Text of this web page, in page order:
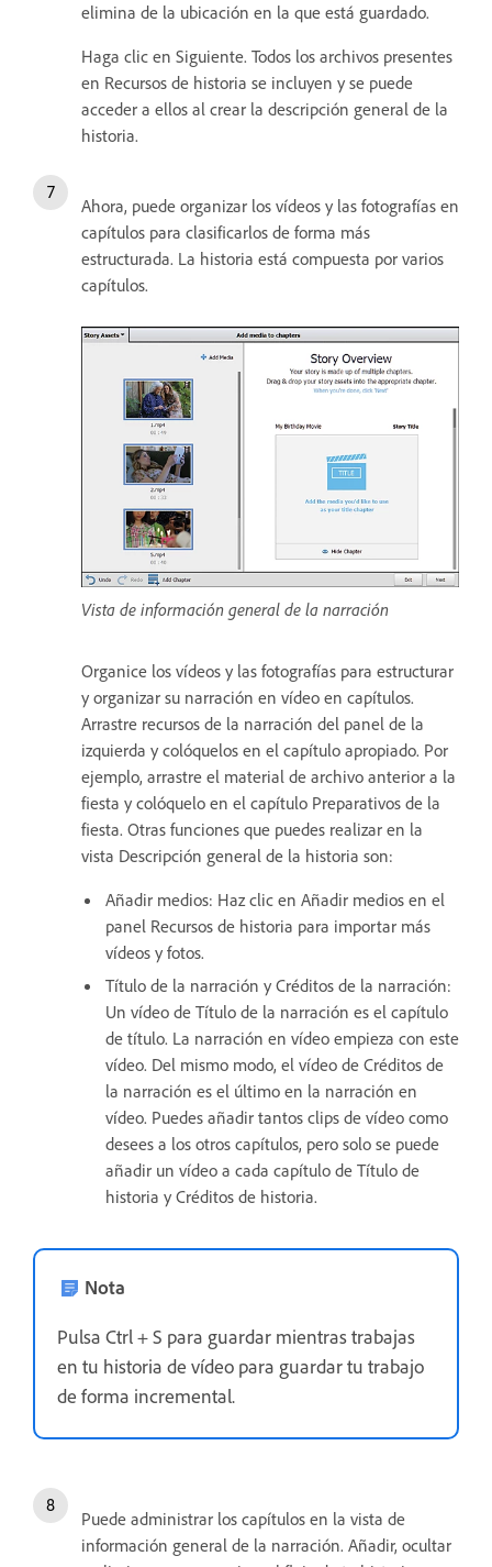
elimina de la ubicación en la que está guardado.
Haga clic en Siguiente. Todos los archivos presentes
en Recursos de historia se incluyen y se puede
acceder a ellos al crear la descripción general de la
historia.
Ahora, puede organizar los vídeos y las fotografías en
capítulos para clasificarlos de forma más
estructurada. La historia está compuesta por varios
capítulos.
Vista de información general de la narración
Organice los vídeos y las fotografías para estructurar
y organizar su narración en vídeo en capítulos.
Arrastre recursos de la narración del panel de la
izquierda y colóquelos en el capítulo apropiado. Por
ejemplo, arrastre el material de archivo anterior a la
fiesta y colóquelo en el capítulo Preparativos de la
fiesta. Otras funciones que puedes realizar en la
vista Descripción general de la historia son:
Añadir medios: Haz clic en Añadir medios en el
panel Recursos de historia para importar más
vídeos y fotos.
Título de la narración y Créditos de la narración:
Un vídeo de Título de la narración es el capítulo
de título. La narración en vídeo empieza con este
vídeo. Del mismo modo, el vídeo de Créditos de
la narración es el último en la narración en
vídeo. Puedes añadir tantos clips de vídeo como
desees a los otros capítulos, pero solo se puede
añadir un vídeo a cada capítulo de Título de
historia y Créditos de historia.
Nota
Pulsa Ctrl + S para guardar mientras trabajas
en tu historia de vídeo para guardar tu trabajo
de forma incremental.
Puede administrar los capítulos en la vista de
información general de la narración. Añadir, ocultar